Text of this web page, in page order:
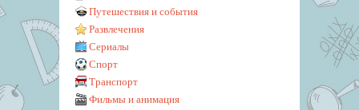
Путешествия и события
Развлечения
Сериалы
Спорт
Транспорт
Фильмы и анимация